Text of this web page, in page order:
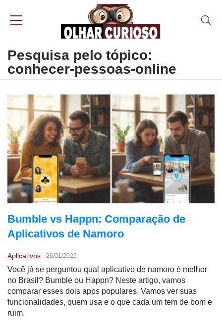
Pesquisa pelo tópico:
conhecer-pessoas-online
Bumble vs Happn: Comparação de
Aplicativos de Namoro
Aplicativos - 26/01/2026
Você já se perguntou qual aplicativo de namoro é melhor
no Brasil? Bumble ou Happn? Neste artigo, vamos
comparar esses dois apps populares. Vamos ver suas
funcionalidades, quem usa e o que cada um tem de bom e
ruim.